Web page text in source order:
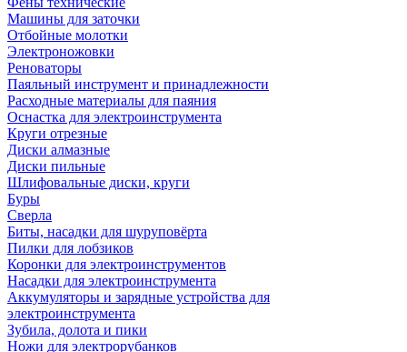
Машины для заточки
Отбойные молотки
Электроножовки
Реноваторы
Паяльный инструмент и принадлежности
Расходные материалы для паяния
Оснастка для электроинструмента
Круги отрезные
Диски алмазные
Диски пильные
Шлифовальные диски, круги
Буры
Сверла
Биты, насадки для шуруповёрта
Пилки для лобзиков
Коронки для электроинструментов
Насадки для электроинструмента
Аккумуляторы и зарядные устройства для
электроинструмента
Зубила, долота и пики
Ножи для электрорубанков